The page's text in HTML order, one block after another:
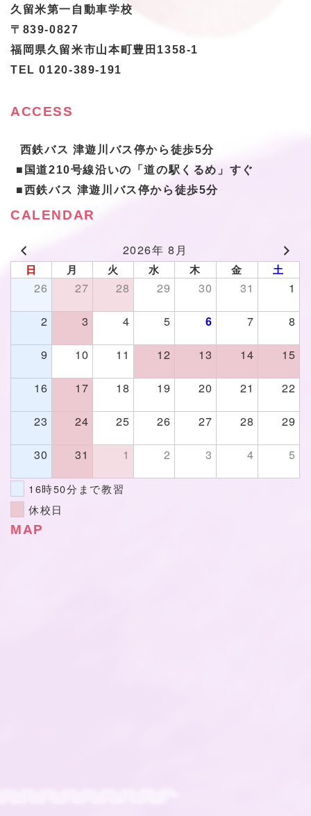
久留米第一自動車学校
〒839-0827
福岡県久留米市山本町豊田1358-1
TEL 0120-389-191
ACCESS
西鉄バス 津遊川バス停から徒歩5分
■国道210号線沿いの「道の駅くるめ」すぐ
■西鉄バス 津遊川バス停から徒歩5分
CALENDAR
2026年 8月
日 月 火 水 木 金 土
26 27 28 29 30 31
1
2
3 4 5 6 7
8
9
10 11 12 13 14
15
16
17 18 19 20 21
22
23
24 25 26 27 28
29
30
31 1 2 3 4 5
16時50分まで教習
休校日
MAP